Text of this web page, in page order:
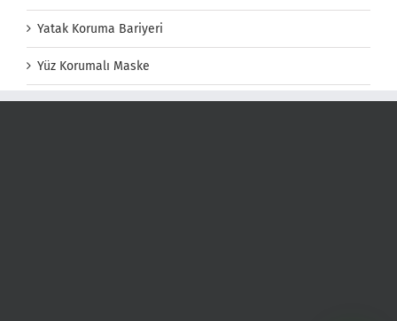
Yatak Koruma Bariyeri
Yüz Korumalı Maske